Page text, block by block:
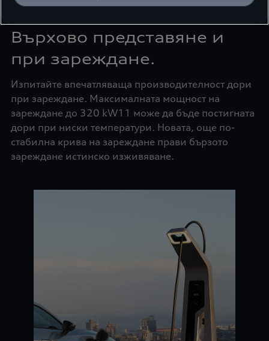
Върхово представяне и
при зареждане.
Изпитайте впечатляваща производителност дори
при зареждане. Максималната мощност на
зареждане до 320 kW11 може да бъде постигната
дори при ниски температури. Новата, още по-
стабилна крива на зареждане прави бързото
зареждане истинско изживяване.